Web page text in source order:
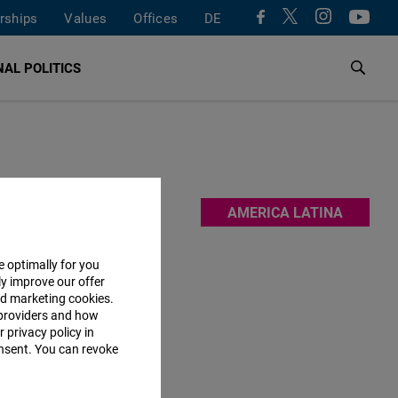
Values Offices DE
POLITICS
la
humanos
AMERICA LATINA
optimally for you
improve our offer
marketing cookies.
and how
privacy policy in
You can revoke